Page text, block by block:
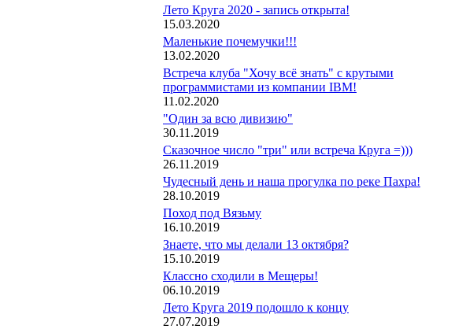
Лето Круга 2020 - запись открыта!
15.03.2020
Маленькие почемучки!!!
13.02.2020
Встреча клуба "Хочу всё знать" с крутыми
программистами из компании IBM!
11.02.2020
"Один за всю дивизию"
30.11.2019
Сказочное число "три" или встреча Круга =)))
26.11.2019
Чудесный день и наша прогулка по реке Пахра!
28.10.2019
Поход под Вязьму
16.10.2019
Знаете, что мы делали 13 октября?
15.10.2019
Классно сходили в Мещеры!
06.10.2019
Лето Круга 2019 подошло к концу
27.07.2019